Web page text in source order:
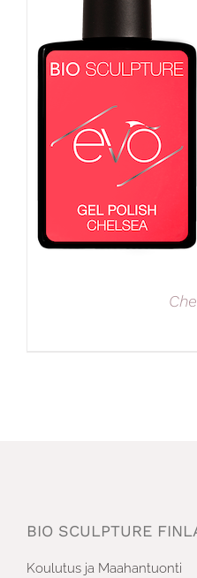
BIO SCULPTURE
Koulutus ja Maahantuonti